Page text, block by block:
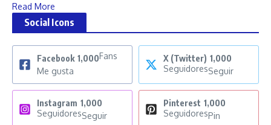
Read More
Social Icons
Facebook 1,000Fans
Me gusta
X (Twitter) 1,000
SeguidoresSeguir
Instagram 1,000
SeguidoresSeguir
Pinterest 1,000
SeguidoresPin